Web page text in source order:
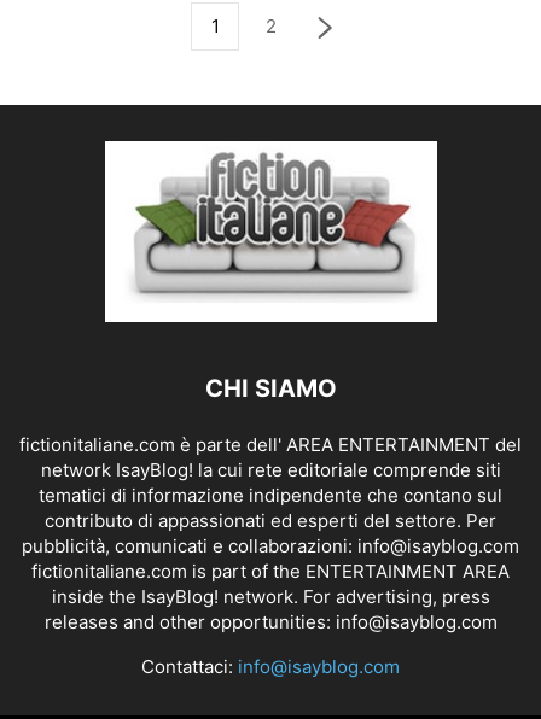
1 2
CHI SIAMO
fictionitaliane.com è parte dell' AREA ENTERTAINMENT del
network IsayBlog! la cui rete editoriale comprende siti
tematici di informazione indipendente che contano sul
contributo di appassionati ed esperti del settore. Per
pubblicità, comunicati e collaborazioni: info@isayblog.com
fictionitaliane.com is part of the ENTERTAINMENT AREA
inside the IsayBlog! network. For advertising, press
releases and other opportunities: info@isayblog.com
Contattaci: info@isayblog.com